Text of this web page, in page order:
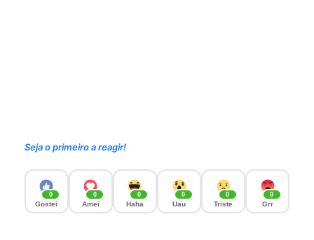
Seja o primeiro a reagir!
0
Gostei
0
Amei
0
Haha
0
Uau
0
Triste
0
Grr